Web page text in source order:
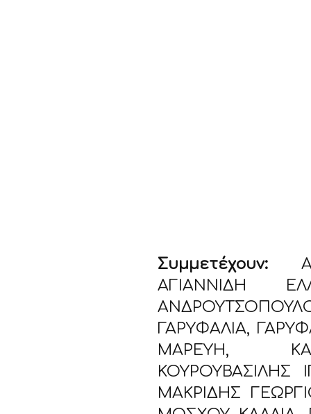
Συμμετέχουν:
ΑΓΙΑΝΝΙΔΗ
ΓΑΡΥΦΑΛΙΑ,
ΜΑΡΕΥΗ,
ΚΟΥΡΟΥΒΑΣΙΛΗΣ
ΜΑΚΡΙΔΗΣ